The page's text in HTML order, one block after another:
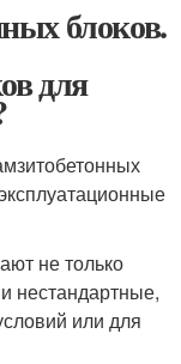
блоков.
для
не только
нестандартные,
или для